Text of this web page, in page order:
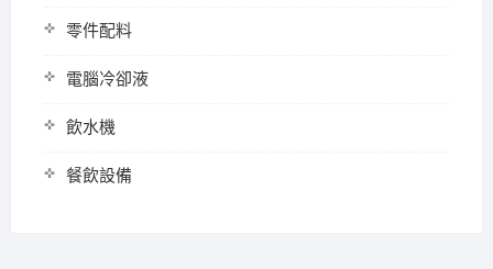
零件配料
電腦冷卻液
飲水機
餐飲設備